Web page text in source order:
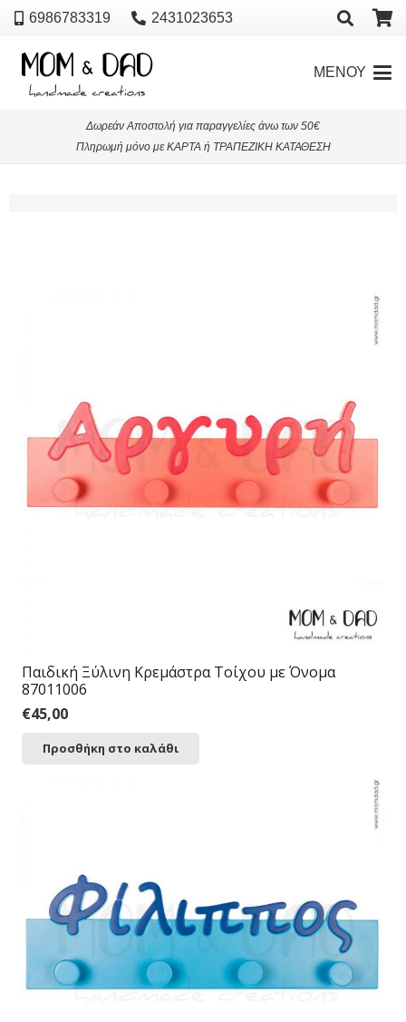
6986783319 2431023653
ΜΕΝΟΥ
Δωρεάν Αποστολή για παραγγελίες άνω των 50€
Πληρωμή μόνο με ΚΑΡΤΑ ή ΤΡΑΠΕΖΙΚΗ ΚΑΤΑΘΕΣΗ
Παιδική Ξύλινη Κρεμάστρα Τοίχου με Όνομα
87011006
€45,00
Προσθήκη στο καλάθι